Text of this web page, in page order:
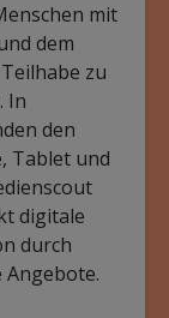
mit
dem
zu
In
den
Tablet und
digitale
durch
Angebote.